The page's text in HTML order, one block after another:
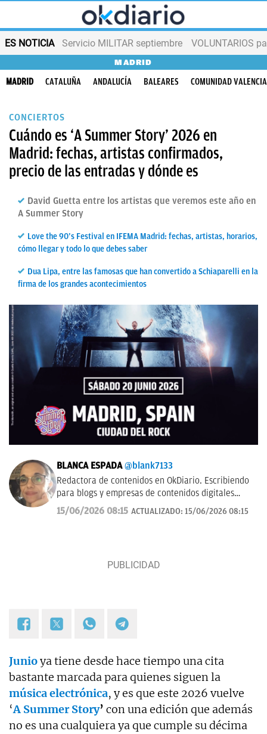
ES NOTICIA Servicio MILITAR septiembre VOLUNTARIOS
MADRID
MADRID CATALUÑA ANDALUCÍA BALEARES COMUNIDAD
CONCIERTOS
Cuándo es ‘A Summer Story’ 2026 en
Madrid: fechas, artistas confirmados,
precio de las entradas y dónde es
David Guetta entre los artistas que veremos este año en
A Summer Story
Love the 90’s Festival en IFEMA Madrid: fechas, artistas, horarios,
cómo llegar y todo lo que debes saber
Dua Lipa, entre las famosas que han convertido a Schiaparelli en la
firma de los grandes acontecimientos
BLANCA ESPADA @blank7133
Redactora de contenidos en OkDiario. Escribiendo
para blogs y empresas de contenidos digitales
desde 2007.
15/06/2026 08:15 ACTUALIZADO: 15/06/2026 08:15
Junioya tiene desde hace tiempo una cita
bastante marcada para quienes siguen la
música electrónica, y es que este 2026 vuelve
‘A Summer Story’ con una edición que además
no es una cualquiera ya que cumple su décima